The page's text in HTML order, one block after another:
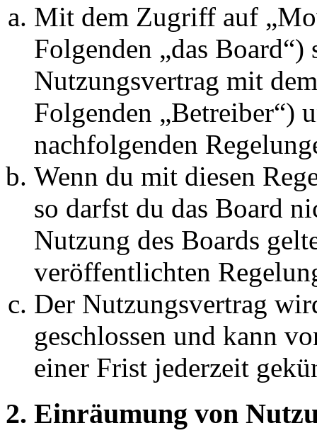
Mit dem Zugriff auf
Folgenden „das
Nutzungsvertrag mit
Folgenden „Betreiber“)
nachfolgenden
Wenn du mit diesen
so darfst du das Board
Nutzung des Boards
veröffentlichten
Der Nutzungsvertrag
geschlossen und kann
einer Frist jederzeit
2. Einräumung von